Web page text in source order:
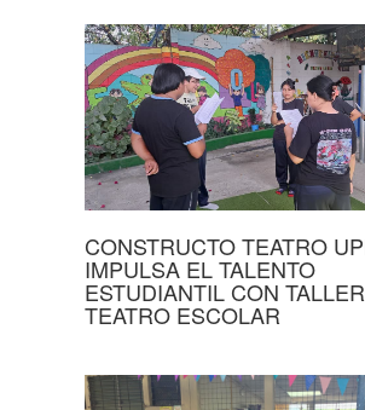
CONSTRUCTO TEATRO
IMPULSA EL TALENTO
ESTUDIANTIL CON
TEATRO ESCOLAR